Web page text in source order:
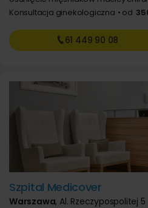
Konsultacja ginekologiczna
od
61 449 90 08
Szpital Medicover
Warszawa, Al. Rzeczypospolitej 5